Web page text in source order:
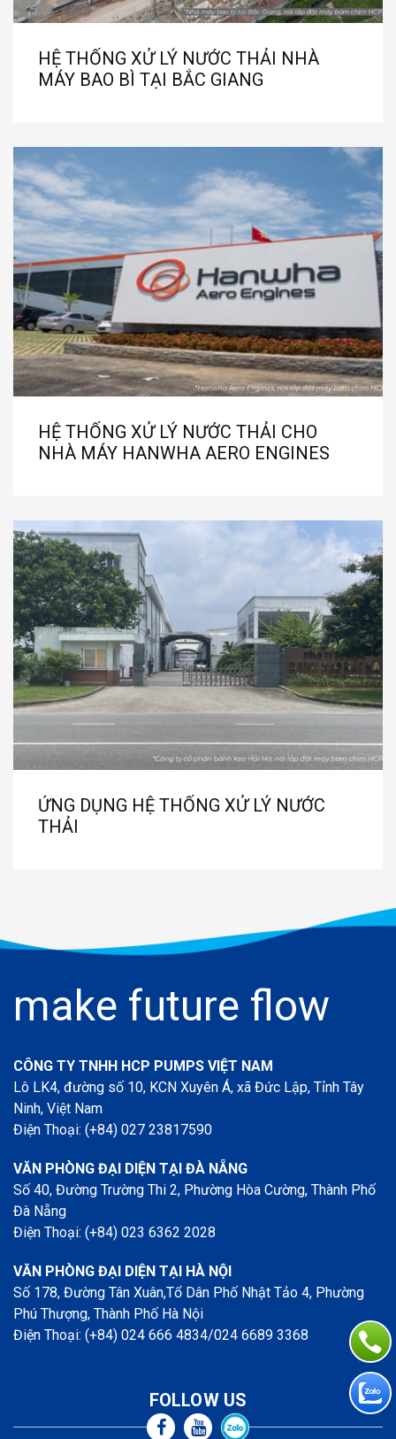
HỆ THỐNG XỬ LÝ NƯỚC THẢI NHÀ
MÁY BAO BÌ TẠI BẮC GIANG
HỆ THỐNG XỬ LÝ NƯỚC THẢI CHO
NHÀ MÁY HANWHA AERO ENGINES
ỨNG DỤNG HỆ THỐNG XỬ LÝ NƯỚC
THẢI
make future flow
CÔNG TY TNHH HCP PUMPS VIỆT NAM
Lô LK4, đường số 10, KCN Xuyên Á, xã Đức Lập, Tỉnh Tây
Ninh, Việt Nam
Điện Thoại: (+84) 027 23817590
VĂN PHÒNG ĐẠI DIỆN TẠI ĐÀ NẴNG
Số 40, Đường Trường Thi 2, Phường Hòa Cường, Thành Phố
Đà Nẵng
Điện Thoại: (+84) 023 6362 2028
VĂN PHÒNG ĐẠI DIỆN TẠI HÀ NỘI
Số 178, Đường Tân Xuân,Tổ Dân Phố Nhật Tảo 4, Phường
Phú Thượng, Thành Phố Hà Nội
Điện Thoại: (+84) 024 666 4834/024 6689 3368